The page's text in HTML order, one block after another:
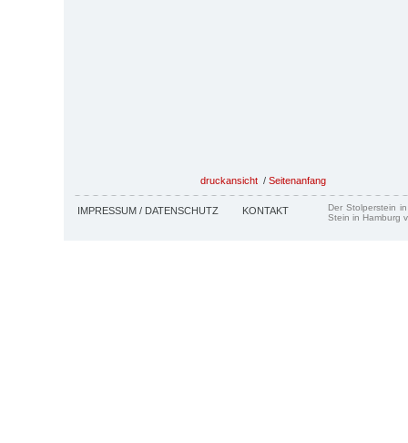
druckansicht / Seitenanfang
IMPRESSUM / DATENSCHUTZ KONTAKT
Der Stolperstein
Stein in Hamburg